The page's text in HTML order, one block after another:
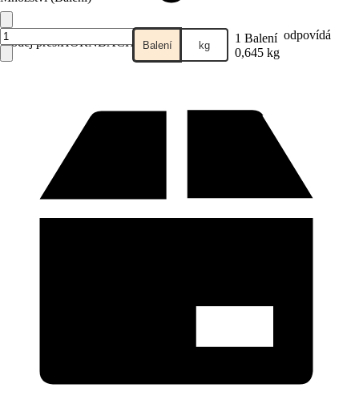
Prodej přes:HORNBACH Balení kg 1 Balení odpovídá
0,645 kg